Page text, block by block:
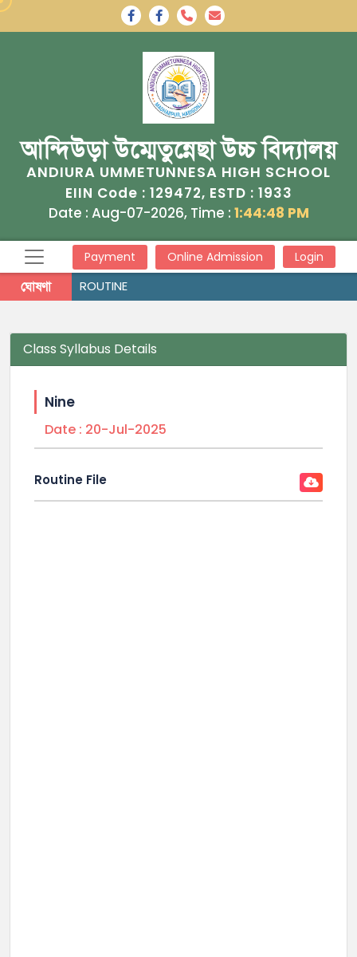
আন্দিউড়া উম্মেতুন্নেছা উচ্চ বিদ্যালয়
ANDIURA UMMETUNNESA HIGH SCHOOL
EIIN Code : 129472, ESTD : 1933
Date : Aug-07-2026, Time : 1:44:48 PM
Payment Online Admission Login
ঘোষণা ROUTINE
Class Syllabus Details
Nine
Date : 20-Jul-2025
Routine File